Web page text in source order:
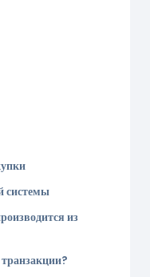
системы
из